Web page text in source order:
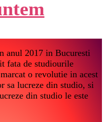
anul 2017 in Bucuresti
fata de studiourile
o revolutie in acest
sa lucreze din studio, si
din studio le este